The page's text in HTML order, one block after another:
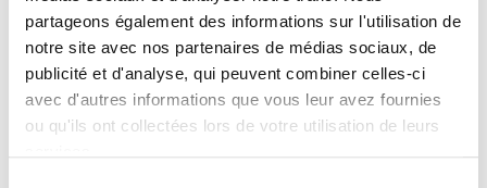
partageons également des informations sur l'utilisation de
notre site avec nos partenaires de médias sociaux, de
publicité et d'analyse, qui peuvent combiner celles-ci
avec d'autres informations que vous leur avez fournies
ou qu'ils ont collectées lors de votre utilisation de leurs
fiche produit fiche produit